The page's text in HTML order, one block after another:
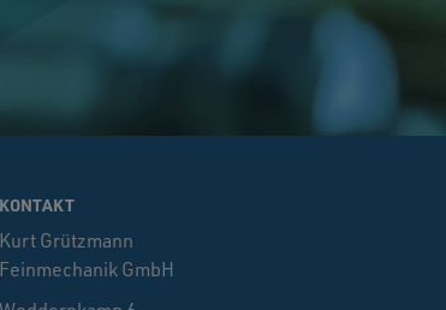
KONTAKT
Kurt Grützmann
Feinmechanik GmbH